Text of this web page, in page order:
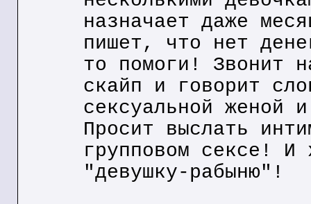
назначает даже
пишет, что нет
то помоги! Звонит
скайп и говорит
сексуальной женой
Просит выслать
групповом сексе! И
"девушку-рабыню"!